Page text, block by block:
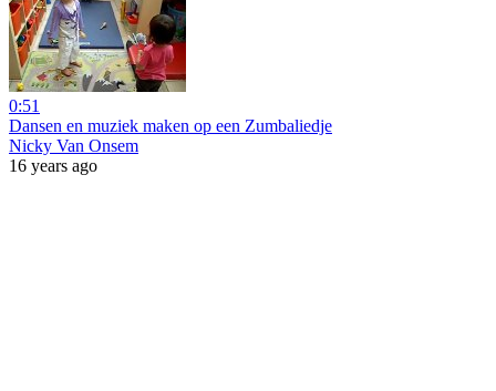
0:51
Dansen en muziek maken op een Zumbaliedje
Nicky Van Onsem
16 years ago